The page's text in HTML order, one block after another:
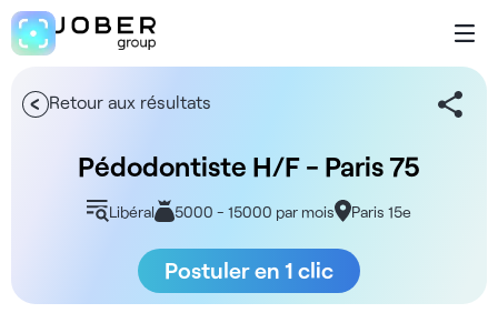
Retour aux résultats
Pédodontiste H/F - Paris 75
Libéral 5000 - 15000 par mois Paris 15e
Postuler en 1 clic